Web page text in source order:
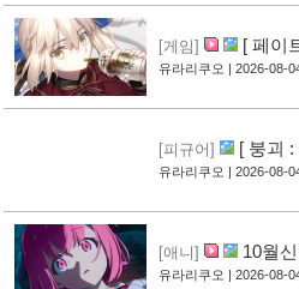
[게임]
[ 페이
영상 공개
[11]
유라리쿠오 | 2026-08-
[피규어]
[ 붕괴 :
어 공개
[8]
유라리쿠오 | 2026-08-
[애니]
10월
영상 공개
[9]
유라리쿠오 | 2026-08-